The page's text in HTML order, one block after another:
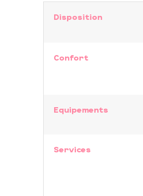
Disposition
Confort
Equipements
Services